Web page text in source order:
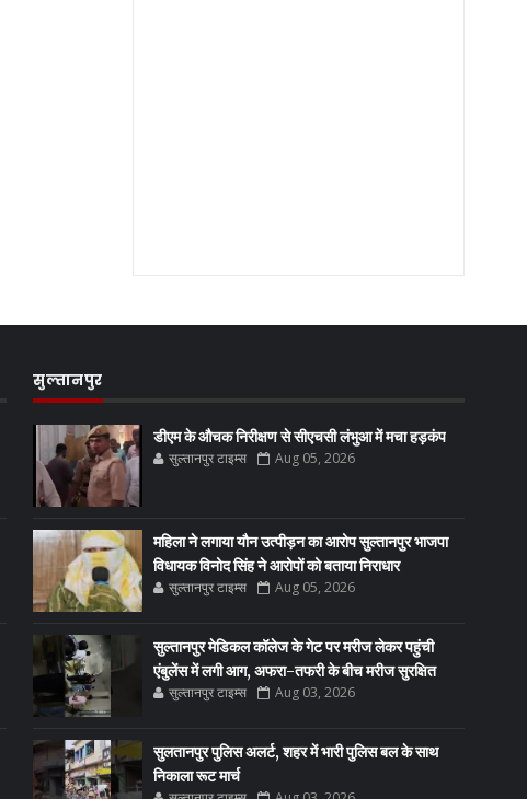
सुल्तानपुर
डीएम के औचक निरीक्षण से सीएचसी लंभुआ में मचा हड़कंप
सुल्तानपुर टाइम्स Aug 05, 2026
महिला ने लगाया यौन उत्पीड़न का आरोप सुल्तानपुर भाजपा
विधायक विनोद सिंह ने आरोपों को बताया निराधार
सुल्तानपुर टाइम्स Aug 05, 2026
सुल्तानपुर मेडिकल कॉलेज के गेट पर मरीज लेकर पहुंची
एंबुलेंस में लगी आग, अफरा-तफरी के बीच मरीज सुरक्षित
सुल्तानपुर टाइम्स Aug 03, 2026
सुलतानपुर पुलिस अलर्ट, शहर में भारी पुलिस बल के साथ
निकाला रूट मार्च